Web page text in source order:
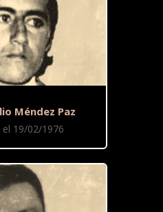
Méndez Paz
19/02/1976